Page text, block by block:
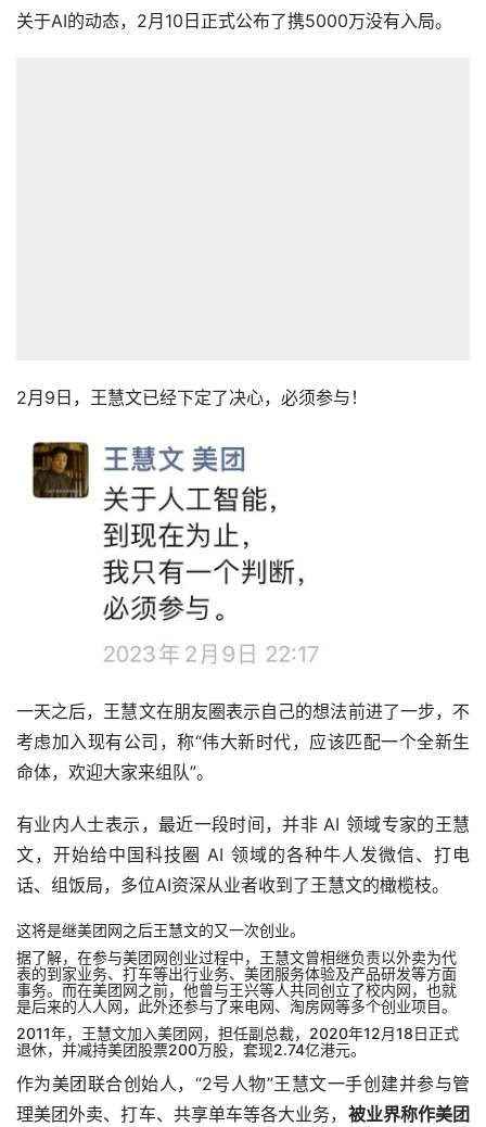
关于AI的动态，2月10日正式公布了携5000万没有入局。
2月9日，王慧文已经下定了决心，必须参与！
一天之后，王慧文在朋友圈表示自己的想法前进了一步，不
考虑加入现有公司，称“伟大新时代，应该匹配一个全新生
命体，欢迎大家来组队”。
有业内人士表示，最近一段时间，并非 AI 领域专家的王慧
文，开始给中国科技圈 AI 领域的各种牛人发微信、打电
话、组饭局，多位AI资深从业者收到了王慧文的橄榄枝。
这将是继美团网之后王慧文的又一次创业。
据了解，在参与美团网创业过程中，王慧文曾相继负责以外卖为代
表的到家业务、打车等出行业务、美团服务体验及产品研发等方面
事务。而在美团网之前，他曾与王兴等人共同创立了校内网，也就
是后来的人人网，此外还参与了来电网、淘房网等多个创业项目。
2011年，王慧文加入美团网，担任副总裁，2020年12月18日正式
退休，并减持美团股票200万股，套现2.74亿港元。
作为美团联合创始人，“2号人物”王慧文一手创建并参与管
理美团外卖、打车、共享单车等各大业务， 被业界称作美团